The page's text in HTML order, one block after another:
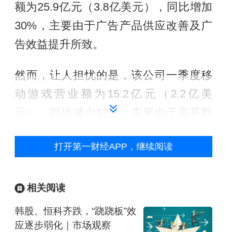
额为25.9亿元（3.8亿美元），同比增加
30%，主要由于广告产品供应改善及广
告效益提升所致。
然而，让人担忧的是，该公司一季度移
动游戏营业额为15.2亿元（2.2亿美
元），同比减少12%，主要由于高基数
已过渡至稳定成熟的生命周期。
同期，该公司“IP衍生品及其他”营业收入
打开第一财经APP，继续阅读
相关阅读
韩股、恒科齐跌，“跷跷板”效
应逐步弱化｜市场观察